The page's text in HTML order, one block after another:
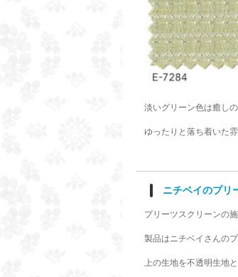
淡いグリーン色は癒し
ゆったりと落ち着いた
ニチベイのプリ
プリーツスクリーンの施
製品はニチベイさんの
上の生地を不透明生地と